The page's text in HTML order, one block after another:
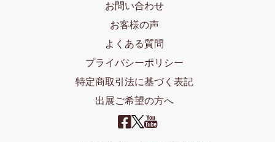
お問い合わせ
お客様の声
よくある質問
プライバシーポリシー
特定商取引法に基づく表記
出展ご希望の方へ